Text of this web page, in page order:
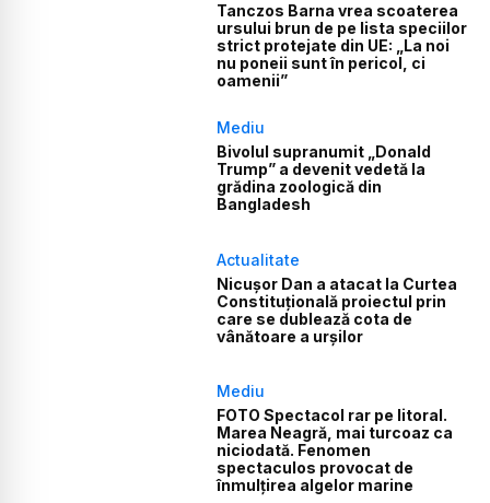
Tanczos Barna vrea scoaterea
ursului brun de pe lista speciilor
strict protejate din UE: „La noi
nu poneii sunt în pericol, ci
oamenii”
Mediu
Bivolul supranumit „Donald
Trump” a devenit vedetă la
grădina zoologică din
Bangladesh
Actualitate
Nicușor Dan a atacat la Curtea
Constituțională proiectul prin
care se dublează cota de
vânătoare a urșilor
Mediu
FOTO Spectacol rar pe litoral.
Marea Neagră, mai turcoaz ca
niciodată. Fenomen
spectaculos provocat de
înmulțirea algelor marine